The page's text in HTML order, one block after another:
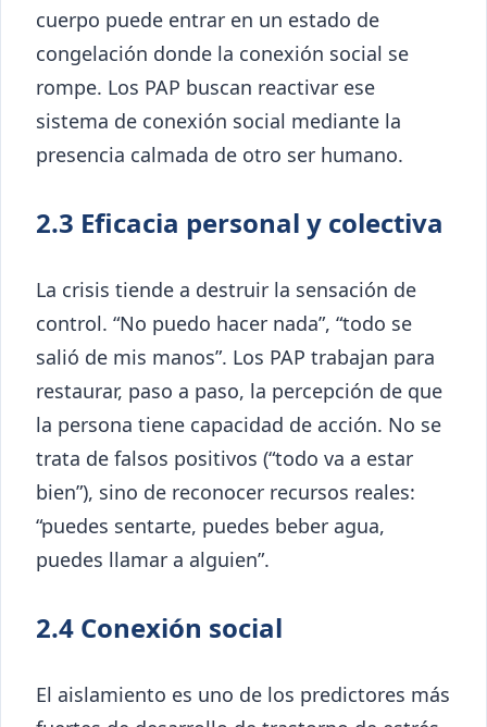
cuerpo puede entrar en un estado de
congelación donde la conexión social se
rompe. Los PAP buscan reactivar ese
sistema de conexión social mediante la
presencia calmada de otro ser humano.
2.3 Eficacia personal y colectiva
La crisis tiende a destruir la sensación de
control. “No puedo hacer nada”, “todo se
salió de mis manos”. Los PAP trabajan para
restaurar, paso a paso, la percepción de que
la persona tiene capacidad de acción. No se
trata de falsos positivos (“todo va a estar
bien”), sino de reconocer recursos reales:
“puedes sentarte, puedes beber agua,
puedes llamar a alguien”.
2.4 Conexión social
El aislamiento es uno de los predictores más